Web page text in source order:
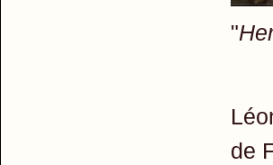
"
de